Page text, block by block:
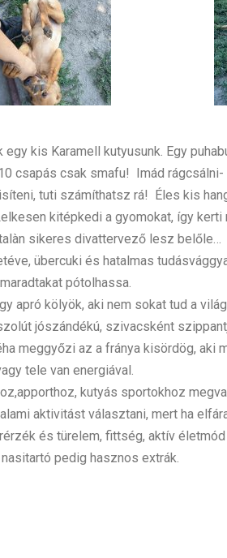
egy kis Karamell kutyusunk. Egy
csapás csak smafu! Imád
tuti számíthatsz rá! Éles kis
kitépkedi a gyomokat, így
sikeres divattervező lesz belőle…
übercuki és hatalmas
pótolhassa.
apró kölyök, aki nem sokat tud a
jószándékú, szivacsként
meggyőzi az a fránya kisördög,
tele van energiával.
kutyás sportokhoz
aktivitást választani, mert ha
és türelem, fittség, aktív
pedig hasznos extrák.